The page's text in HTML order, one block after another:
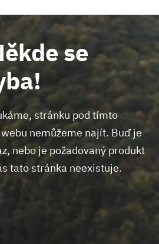
se
stránku pod tímto
nemůžeme najít. Buď je
nebo je požadovaný produkt
tato stránka neexistuje.